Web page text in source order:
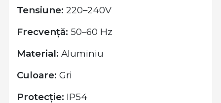
Tensiune: 220–240V
Frecvență: 50–60 Hz
Material: Aluminiu
Culoare: Gri
Protecție: IP54